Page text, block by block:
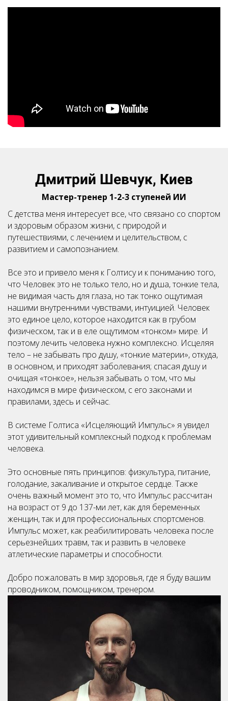
Дмитрий Шевчук, Киев
Мастер-тренер 1-2-3 ступеней ИИ
С детства меня интересует все, что связано со спортом
и здоровым образом жизни, с природой и
путешествиями, с лечением и целительством, с
развитием и самопознанием.
Все это и привело меня к Голтису и к пониманию того,
что Человек это не только тело, но и душа, тонкие тела,
не видимая часть для глаза, но так тонко ощутимая
нашими внутренними чувствами, интуицией. Человек
это единое цело, которое находится как в грубом
физическом, так и в еле ощутимом «тонком» мире. И
поэтому лечить человека нужно комплексно. Исцеляя
тело – не забывать про душу, «тонкие материи», откуда,
в основном, и приходят заболевания; спасая душу и
очищая «тонкое», нельзя забывать о том, что мы
находимся в мире физическом, с его законами и
правилами, здесь и сейчас.
В системе Голтиса «Исцеляющий Импульс» я увидел
этот удивительный комплексный подход к проблемам
человека.
Это основные пять принципов: физкультура, питание,
голодание, закаливание и открытое сердце. Также
очень важный момент это то, что Импульс рассчитан
на возраст от 9 до 137-ми лет, как для беременных
женщин, так и для профессиональных спортсменов.
Импульс может, как реабилитировать человека после
серьезнейших травм, так и развить в человеке
атлетические параметры и способности.
Добро пожаловать в мир здоровья, где я буду вашим
проводником, помощником, тренером.